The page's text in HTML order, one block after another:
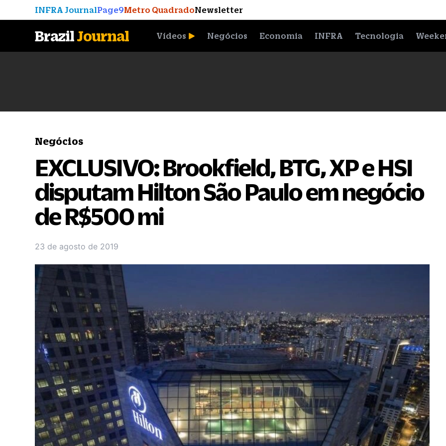
INFRA JournalPage9Metro QuadradoNewsletter
BrazilJournal Vídeos Negócios Economia INFRA Tecnologia
Negócios
EXCLUSIVO: Brookfield, BTG, XP e HSI
disputam Hilton São Paulo em negócio
de R$500 mi
23 de agosto de 2019